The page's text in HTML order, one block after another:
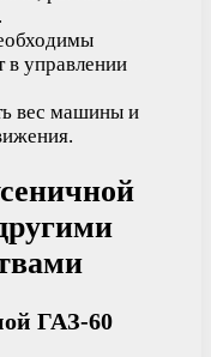
в управлении
вес машины и
ГАЗ-60